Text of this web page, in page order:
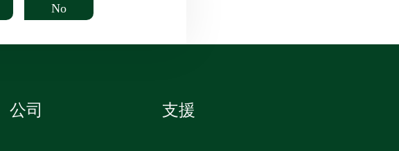
No
公司 支援